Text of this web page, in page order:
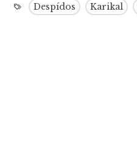
Despídos Karikal